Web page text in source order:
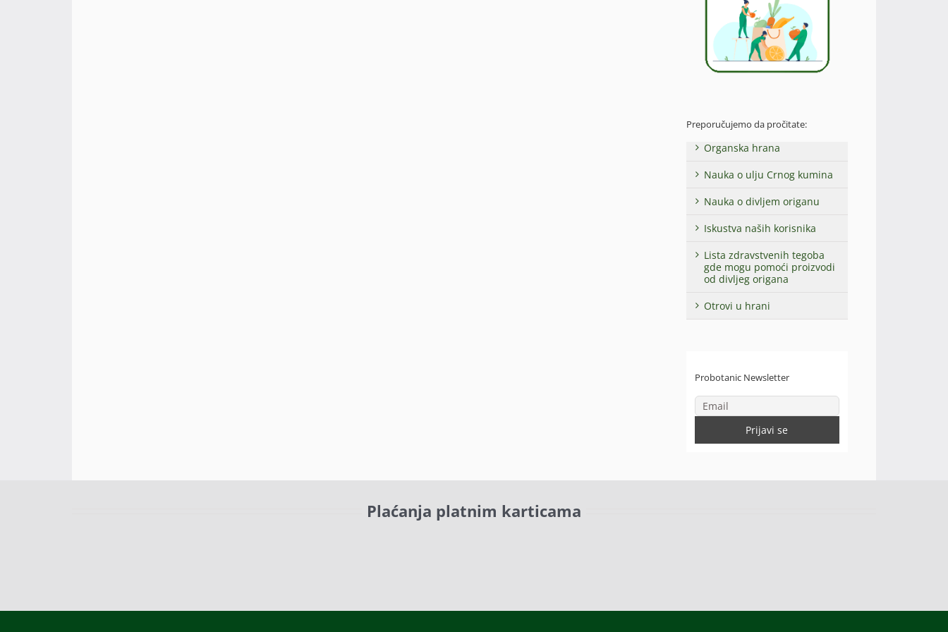
Preporučujemo da pročitate:
Organska hrana
Nauka o ulju Crnog kumina
Nauka o divljem origanu
Iskustva naših korisnika
Lista zdravstvenih tegoba
gde mogu pomoći proizvodi
od divljeg origana
Otrovi u hrani
Probotanic Newsletter
Plaćanja platnim karticama